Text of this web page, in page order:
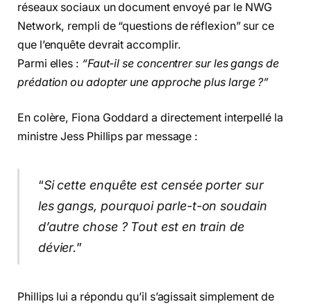
réseaux sociaux un document envoyé par le NWG
Network, rempli de “questions de réflexion” sur ce
que l’enquête devrait accomplir.
Parmi elles : “Faut-il se concentrer sur les gangs de
prédation ou adopter une approche plus large ?”
En colère, Fiona Goddard a directement interpellé la
ministre Jess Phillips par message :
“Si cette enquête est censée porter sur
les gangs, pourquoi parle-t-on soudain
d’autre chose ? Tout est en train de
dévier.”
Phillips lui a répondu qu’il s’agissait simplement de